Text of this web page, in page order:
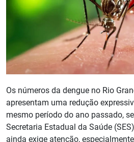
Os números da dengue no Rio
apresentam uma redução
mesmo período do ano passado,
Secretaria Estadual da Saúde
ainda exige atenção,